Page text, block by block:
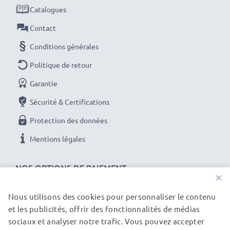
Chaque batterie CELLONIC est soumise à des tests
stricts pour garantir des performances élevées et
une alimentation durable. Commandez maintenant
NOS OPTIONS DE PAIEMENT
Catalogues
Contact
Conditions générales
Politique de retour
Garantie
Sécurité & Certifications
Protection des données
Mentions légales
NOS PARTENAIRES DE LIVRAISON
×
Nous utilisons des cookies pour personnaliser le contenu
et les publicités, offrir des fonctionnalités de médias
sociaux et analyser notre trafic. Vous pouvez accepter